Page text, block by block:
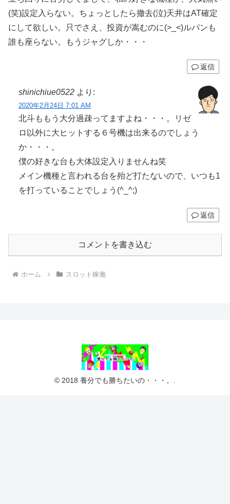
(笑)設定入らない。ちょっとしたら撤去(泣)天井はAT確定
にして欲しい。只でさえ、投資が嵩むのに(>_<)ルパンも
誰も座らない。もうジャグしか・・・
返信
shinichiue0522 より:
2020年2月24日 7:01 AM
北斗ももう大分過疎ってますよね・・・。リゼ
ロ以外に大ヒットする６号機は出来るのでしょう
か・・・。
僕の好きな台も大体設定入りませんね笑
メイン機種と言われる台を殆ど打たないので、いつも1
を打っていることでしょう(^_^;)
返信
コメントを書き込む
ホーム スロット稼働
© 2018 養分でも勝ちたいの・・・。.